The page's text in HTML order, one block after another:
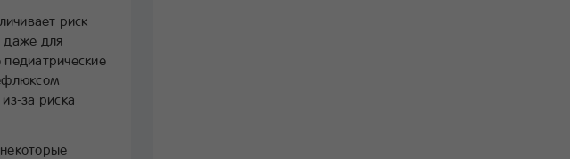
риск
даже для
за риска